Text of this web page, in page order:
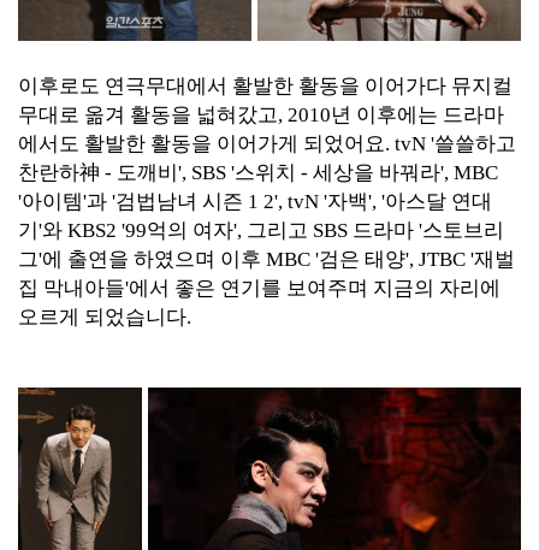
이후로도 연극무대에서 활발한 활동을 이어가다 뮤지컬
무대로 옮겨 활동을 넓혀갔고, 2010년 이후에는 드라마
에서도 활발한 활동을 이어가게 되었어요. tvN '쓸쓸하고
찬란하神 - 도깨비', SBS '스위치 - 세상을 바꿔라', MBC
'아이템'과 '검법남녀 시즌 1 2', tvN '자백', '아스달 연대
기'와 KBS2 '99억의 여자', 그리고 SBS 드라마 '스토브리
그'에 출연을 하였으며 이후 MBC '검은 태양', JTBC '재벌
집 막내아들'에서 좋은 연기를 보여주며 지금의 자리에
오르게 되었습니다.